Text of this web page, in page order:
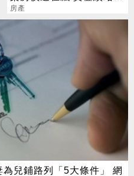
字頭
房產
兒鋪路列「5大條件」 網